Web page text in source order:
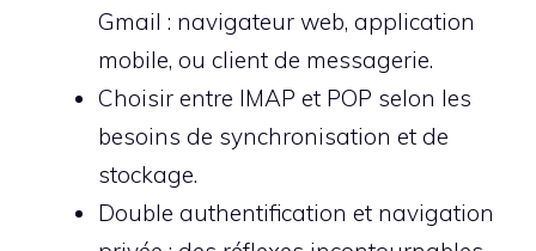
Gmail : navigateur web, application
mobile, ou client de messagerie.
Choisir entre IMAP et POP selon les
besoins de synchronisation et de
stockage.
Double authentification et navigation